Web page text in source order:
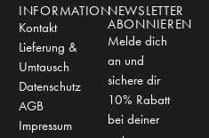
INFORMATION
Kontakt
Lieferung &
Umtausch
Datenschutz
AGB
Impressum
NEWSLETTER
ABONNIEREN
Melde dich
an und
sichere dir
10% Rabatt
bei deiner